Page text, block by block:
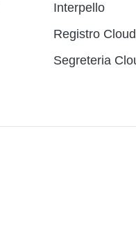
Interpello
Registro Cloud
Segreteria